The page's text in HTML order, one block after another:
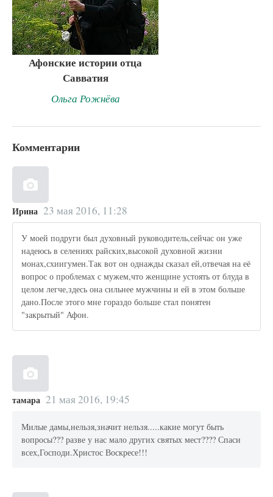
Афонские истории отца
Савватия
Ольга Рожнёва
Комментарии
Ирина 23 мая 2016, 11:28
У моей подруги был духовный руководитель,сейчас он уже
надеюсь в селениях райских,высокой духовной жизни
монах,схиигумен.Так вот он однажды сказал ей,отвечая на её
вопрос о проблемах с мужем,что женщине устоять от блуда в
целом легче,здесь она сильнее мужчины и ей в этом больше
дано.После этого мне гораздо больше стал понятен
"закрытый" Афон.
тамара 21 мая 2016, 19:45
Милые дамы,нельзя,значит нельзя.....какие могут быть
вопросы??? разве у нас мало других святых мест???? Спаси
всех,Господи.Христос Воскресе!!!